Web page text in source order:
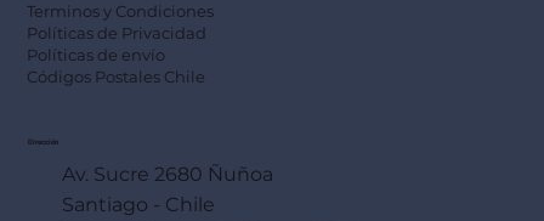
Terminos y Condiciones
Políticas de Privacidad
Políticas de envío
Códigos Postales Chile
Dirección
Av. Sucre 2680 Ñuñoa
Santiago - Chile